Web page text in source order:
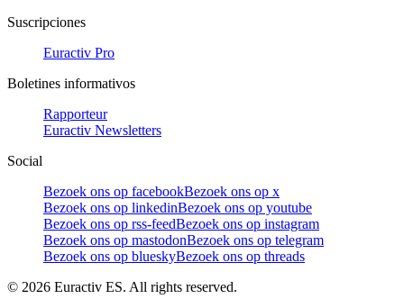
Suscripciones
Euractiv Pro
Boletines informativos
Rapporteur
Euractiv Newsletters
Social
Bezoek ons op facebookBezoek ons op x
Bezoek ons op linkedinBezoek ons op youtube
Bezoek ons op rss-feedBezoek ons op instagram
Bezoek ons op mastodonBezoek ons op telegram
Bezoek ons op blueskyBezoek ons op threads
© 2026 Euractiv ES. All rights reserved.